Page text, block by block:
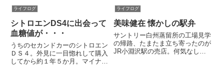
マ大統領は５０年以上国交断絶し
経済封鎖していた「テロ支援国
家」「社会主義独裁国家」のキュ
ー...
ったことと、プライオリティパス
の利用が年2回に限られること。
退会したら、すぐにプラチナカー
ドのインビテーションが届いた。
ライフログ
シトロエンDS4に出会って
血糖値が・・・
うちのセカンドカーのシトロエン
ＤＳ４。外見に一目惚れして購入
してから約１年５か月。マイナー
ライフログ
美味健在 懐かしの駅弁
サントリー白州蒸留所の工場見学
の帰路、たまたま立ち寄ったのが
JR小淵沢駅の売店。何気なしに